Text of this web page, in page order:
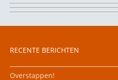
RECENTE BERICHTEN
Overstappen!